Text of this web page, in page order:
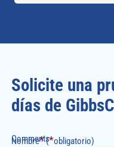
Solicite una
días de
Comments
Nombre*(*obligatorio)